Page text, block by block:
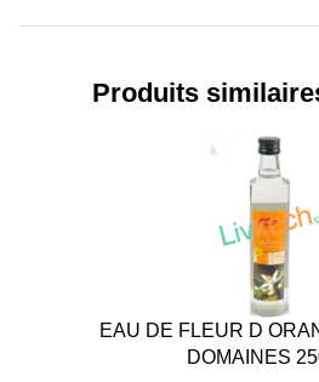
Produits
EAU DE FLEUR D
DOMAINES